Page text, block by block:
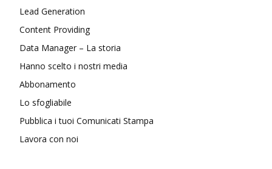
Lead Generation
Content Providing
Data Manager – La storia
Hanno scelto i nostri media
Abbonamento
Lo sfogliabile
Pubblica i tuoi Comunicati Stampa
Lavora con noi